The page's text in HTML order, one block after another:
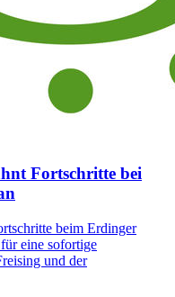
Fortschritte bei
beim Erdinger
eine sofortige
und der